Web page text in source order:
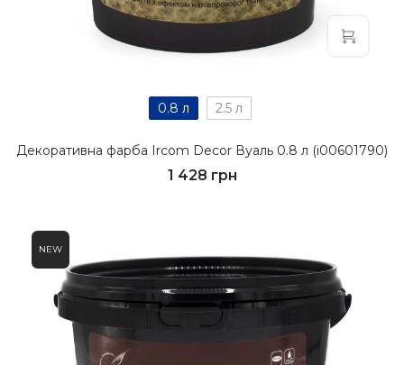
0.8 л 2.5 л
Декоративна фарба Ircom Decor Вуаль 0.8 л (i00601790)
1 428 грн
NEW